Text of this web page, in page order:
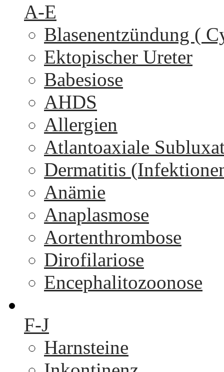
A-E
Blasenentzündung (
Ektopischer Ureter
Babesiose
AHDS
Allergien
Atlantoaxiale
Dermatitis
Anämie
Anaplasmose
Aortenthrombose
Dirofilariose
Encephalitozoonose
F-J
Harnsteine